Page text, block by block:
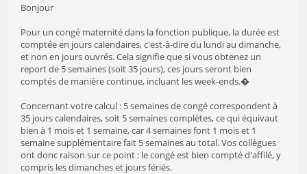
Bonjour
Pour un congé maternité dans la fonction publique, la durée est
comptée en jours calendaires, c'est-à-dire du lundi au dimanche,
et non en jours ouvrés. Cela signifie que si vous obtenez un
report de 5 semaines (soit 35 jours), ces jours seront bien
comptés de manière continue, incluant les week-ends.�
Concernant votre calcul : 5 semaines de congé correspondent à
35 jours calendaires, soit 5 semaines complètes, ce qui équivaut
bien à 1 mois et 1 semaine, car 4 semaines font 1 mois et 1
semaine supplémentaire fait 5 semaines au total. Vos collègues
ont donc raison sur ce point : le congé est bien compté d'affilé, y
compris les dimanches et jours fériés.